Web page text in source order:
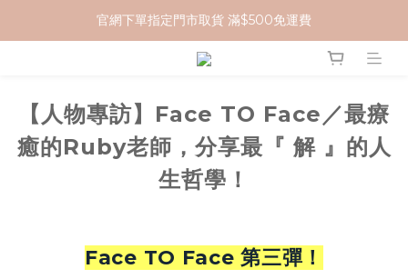
加入 MCG 會員｜即贈 $100 購物金
官網下單指定門市取貨 滿$500免運費
加入 MCG 會員｜即贈 $100 購物金
【人物專訪】Face TO Face／最療
癒的Ruby老師，分享最『 解 』的人
生哲學！
Face TO Face 第三彈！